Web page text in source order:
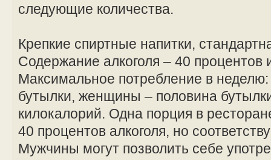
следующие количества.
Крепкие спиртные напитки,
Содержание алкоголя – 40 процентов
Максимальное потребление в
бутылки, женщины – половина
килокалорий. Одна порция в
40 процентов алкоголя, но
Мужчины могут позволить себе